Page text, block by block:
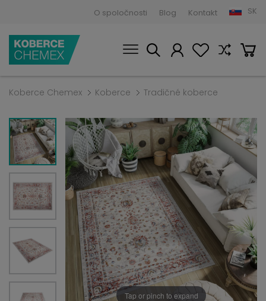
O spoločnosti Blog Kontakt SK
Koberce Chemex Koberce Tradičné koberce
Tap or pinch to expand